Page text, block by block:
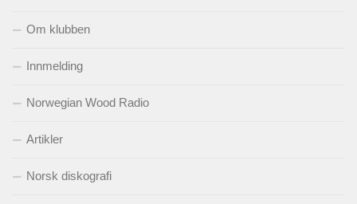
Om klubben
Innmelding
Norwegian Wood Radio
Artikler
Norsk diskografi